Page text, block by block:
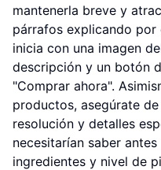
mantenerla breve y
párrafos explicando por
inicia con una imagen
descripción y un botón
"Comprar ahora".
productos, asegúrate
resolución y detalles
necesitarían saber
ingredientes y nivel de